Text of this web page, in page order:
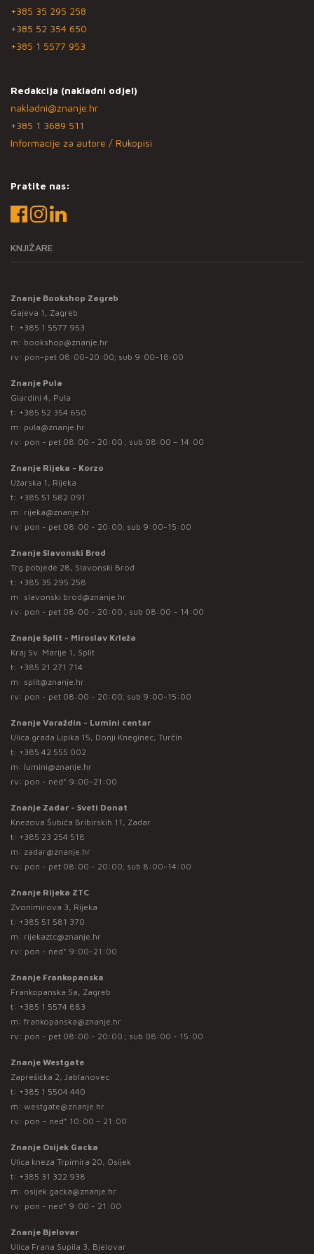
+385 35 295 258
+385 52 354 650
+385 1 5577 953
Redakcija (nakladni odjel)
nakladni@znanje.hr
+385 1 3689 511
Informacije za autore / Rukopisi
Pratite nas:
KNJIŽARE
Znanje Bookshop Zagreb
Gajeva 1, Zagreb
t: +385 1 5577 953
m: bookshop@znanje.hr
rv: pon-pet 08:00-20:00; sub 9:00-18:00
Znanje Pula
Giardini 4, Pula
t: +385 52 354 650
m: pula@znanje.hr
rv: pon - pet 08:00 - 20:00 ; sub 08:00 – 14:00
Znanje Rijeka - Korzo
Užarska 1, Rijeka
t: +385 51 582 091
m: rijeka@znanje.hr
rv: pon - pet 08:00 - 20:00; sub 9:00-15:00
Znanje Slavonski Brod
Trg pobjede 28, Slavonski Brod
t: +385 35 295 258
m: slavonski.brod@znanje.hr
rv: pon - pet 08:00 - 20:00 ; sub 08:00 – 14:00
Znanje Split - Miroslav Krleža
Kraj Sv. Marije 1, Split
t: +385 21 271 714
m: split@znanje.hr
rv: pon - pet 08:00 - 20:00; sub 9:00-15:00
Znanje Varaždin - Lumini centar
Ulica grada Lipika 15, Donji Kneginec, Turčin
t: +385 42 555 002
m: lumini@znanje.hr
rv: pon - ned* 9:00-21:00
Znanje Zadar - Sveti Donat
Knezova Šubića Bribirskih 11, Zadar
t: +385 23 254 518
m: zadar@znanje.hr
rv: pon - pet 08:00 - 20:00; sub 8:00-14:00
Znanje Rijeka ZTC
Zvonimirova 3, Rijeka
t: +385 51 581 370
m: rijekaztc@znanje.hr
rv: pon - ned* 9:00-21:00
Znanje Frankopanska
Frankopanska 5a, Zagreb
t: +385 1 5574 883
m: frankopanska@znanje.hr
rv: pon - pet 08:00 - 20:00 ; sub 08:00 - 15:00
Znanje Westgate
Zaprešićka 2, Jablanovec
t: +385 1 5504 440
m: westgate@znanje.hr
rv: pon – ned* 10:00 – 21:00
Znanje Osijek Gacka
Ulica kneza Trpimira 20, Osijek
t: +385 31 322 938
m: osijek.gacka@znanje.hr
rv: pon - ned* 9:00 - 21:00
Znanje Bjelovar
Ulica Frana Supila 3, Bjelovar